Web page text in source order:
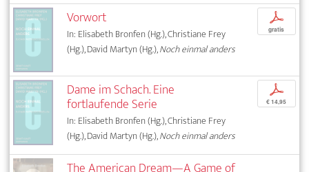
Vorwort
In: Elisabeth Bronfen (Hg.), Christiane Frey
(Hg.), David Martyn (Hg.),Noch einmal anders
p
gratis
Dame im Schach. Eine
fortlaufende Serie
In: Elisabeth Bronfen (Hg.), Christiane Frey
(Hg.), David Martyn (Hg.),Noch einmal anders
p
€ 14,95